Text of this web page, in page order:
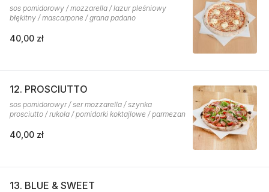
sos pomidorowy / mozzarella / lazur pleśniowy
błękitny / mascarpone / grana padano
40,00 zł
12. PROSCIUTTO
sos pomidorowyr / ser mozzarella / szynka
prosciutto / rukola / pomidorki koktajlowe / parmezan
40,00 zł
13. BLUE & SWEET